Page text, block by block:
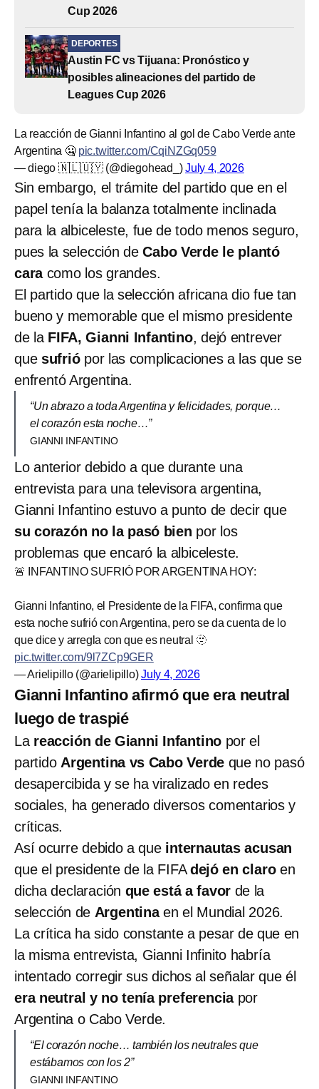
Cup 2026
DEPORTES
Austin FC vs Tijuana: Pronóstico y
posibles alineaciones del partido de
Leagues Cup 2026
La reacción de Gianni Infantino al gol de Cabo Verde ante
Argentina 🤐 pic.twitter.com/CqiNZGq059
— diego 🇳🇱🇺🇾 (@diegohead_)July 4, 2026
Sin embargo, el trámite del partido que en el
papel tenía la balanza totalmente inclinada
para la albiceleste, fue de todo menos seguro,
pues la selección deCabo Verde le plantó
cara como los grandes.
El partido que la selección africana dio fue tan
bueno y memorable que el mismo presidente
de la FIFA, Gianni Infantino, dejó entrever
que sufriópor las complicaciones a las que se
enfrentó Argentina.
“Un abrazo a toda Argentina y felicidades, porque…
el corazón esta noche…”
GIANNI INFANTINO
Lo anterior debido a que durante una
entrevista para una televisora argentina,
Gianni Infantino estuvo a punto de decir que
su corazón no la pasó bien por los
problemas que encaró la albiceleste.
🚨 INFANTINO SUFRIÓ POR ARGENTINA HOY:
Gianni Infantino, el Presidente de la FIFA, confirma que
esta noche sufrió con Argentina, pero se da cuenta de lo
que dice y arregla con que es neutral 🫥
pic.twitter.com/9l7ZCp9GER
— Arielipillo (@arielipillo)July 4, 2026
Gianni Infantino afirmó que era neutral
luego de traspié
La reacción de Gianni Infantino por el
partido Argentina vs Cabo Verde que no pasó
desapercibida y se ha viralizado en redes
sociales, ha generado diversos comentarios y
críticas.
Así ocurre debido a que internautas acusan
que el presidente de la FIFAdejó en claroen
dicha declaración que está a favor de la
selección de Argentinaen el Mundial 2026.
La crítica ha sido constante a pesar de que en
la misma entrevista, Gianni Infinito habría
intentado corregir sus dichos al señalar que él
era neutral y no tenía preferenciapor
Argentina o Cabo Verde.
“El corazón noche… también los neutrales que
estábamos con los 2”
GIANNI INFANTINO